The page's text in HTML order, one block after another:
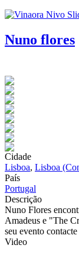
Nuno flores
Cidade
Lisboa, Lisboa
País
Portugal
Descrição
Nuno Flores
Amadeus e "The
seu evento
Video